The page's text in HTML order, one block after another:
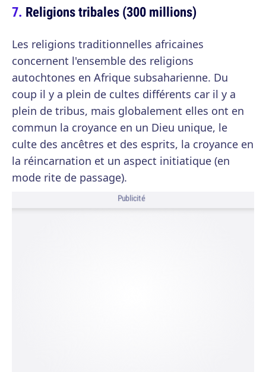
Religions tribales (300 millions)
Les religions traditionnelles africaines
concernent l'ensemble des religions
autochtones en Afrique subsaharienne. Du
coup il y a plein de cultes différents car il y a
plein de tribus, mais globalement elles ont en
commun la croyance en un Dieu unique, le
culte des ancêtres et des esprits, la croyance en
la réincarnation et un aspect initiatique (en
mode rite de passage).
Publicité